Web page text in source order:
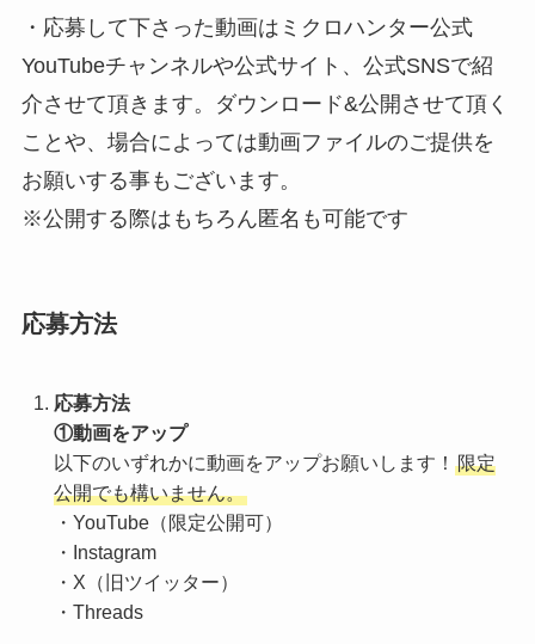
・応募して下さった動画はミクロハンター公式
YouTubeチャンネルや公式サイト、公式SNSで紹
介させて頂きます。ダウンロード&公開させて頂く
ことや、場合によっては動画ファイルのご提供を
お願いする事もございます。
※公開する際はもちろん匿名も可能です
応募方法
応募方法
①動画をアップ
以下のいずれかに動画をアップお願いします！ 限定
公開でも構いません。
・YouTube（限定公開可）
・Instagram
・X（旧ツイッター）
・Threads